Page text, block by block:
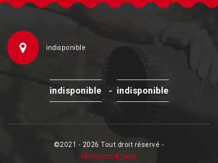
indisponible
indisponible - indisponible
©2021 - 2026 Tout droit réservé -
Mentions légales